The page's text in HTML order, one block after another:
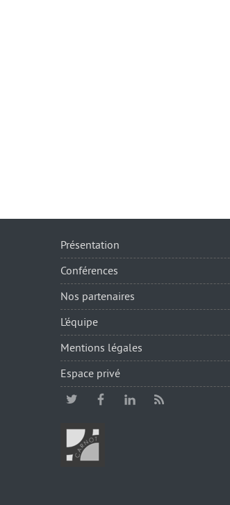
Présentation
Conférences
Nos partenaires
L’équipe
Mentions légales
Espace privé